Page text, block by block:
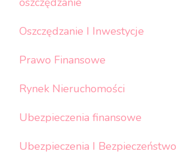
Oszczędzanie I Inwestycje
Prawo Finansowe
Rynek Nieruchomości
Ubezpieczenia finansowe
Ubezpieczenia I Bezpieczeństwo